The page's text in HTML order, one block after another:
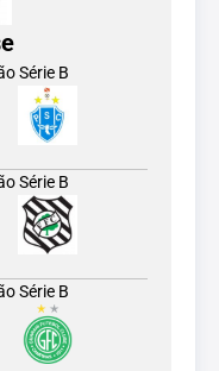
Série B
Série B
Série B